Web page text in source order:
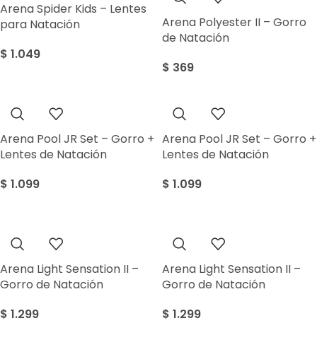
Arena Spider Kids – Lentes
para Natación
$ 1.049
Arena Polyester II – Gorro
de Natación
$ 369
Arena Pool JR Set – Gorro +
Lentes de Natación
$ 1.099
Arena Pool JR Set – Gorro +
Lentes de Natación
$ 1.099
Arena Light Sensation II –
Gorro de Natación
$ 1.299
Arena Light Sensation II –
Gorro de Natación
$ 1.299